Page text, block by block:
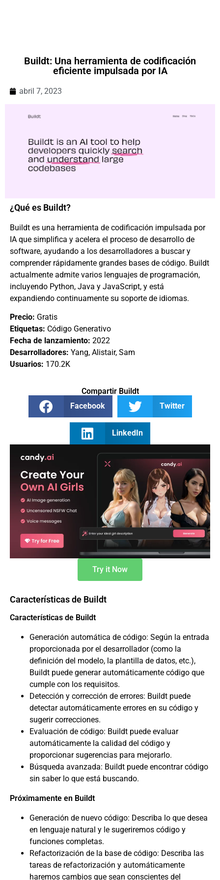
Buildt: Una herramienta de codificación
eficiente impulsada por IA
abril 7, 2023
¿Qué es Buildt?
Buildt es una herramienta de codificación impulsada por
IA que simplifica y acelera el proceso de desarrollo de
software, ayudando a los desarrolladores a buscar y
comprender rápidamente grandes bases de código. Buildt
actualmente admite varios lenguajes de programación,
incluyendo Python, Java y JavaScript, y está
expandiendo continuamente su soporte de idiomas.
Precio: Gratis
Etiquetas: Código Generativo
Fecha de lanzamiento: 2022
Desarrolladores: Yang, Alistair, Sam
Usuarios: 170.2K
Compartir Buildt
Facebook
Twitter
LinkedIn
Try it Now
Características de Buildt
Características de Buildt
Generación automática de código: Según la entrada
proporcionada por el desarrollador (como la
definición del modelo, la plantilla de datos, etc.),
Buildt puede generar automáticamente código que
cumple con los requisitos.
Detección y corrección de errores: Buildt puede
detectar automáticamente errores en su código y
sugerir correcciones.
Evaluación de código: Buildt puede evaluar
automáticamente la calidad del código y
proporcionar sugerencias para mejorarlo.
Búsqueda avanzada: Buildt puede encontrar código
sin saber lo que está buscando.
Próximamente en Buildt
Generación de nuevo código: Describa lo que desea
en lenguaje natural y le sugeriremos código y
funciones completas.
Refactorización de la base de código: Describa las
tareas de refactorización y automáticamente
haremos cambios que sean conscientes del